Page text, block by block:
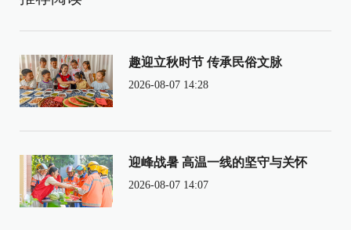
趣迎立秋时节 传承民俗文脉
2026-08-07 14:28
迎峰战暑 高温一线的坚守与关怀
2026-08-07 14:07